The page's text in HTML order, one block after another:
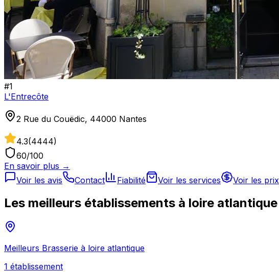
#1
L'Entrecôte
2 Rue du Couëdic, 44000 Nantes
4.3(4444)
60/100
En savoir plus →
Voir les avis
Contact Fiabilité Voir les services Voir les prix
Les meilleurs établissements à loire atlantique
Meilleurs Brasserie à loire atlantique
1 établissement